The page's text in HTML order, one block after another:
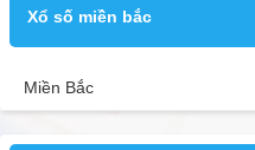
Xổ số miền bắc
Miền Bắc